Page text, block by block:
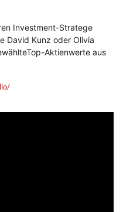
Investment-Stratege
David Kunz oder Olivia
Aktienwerte aus